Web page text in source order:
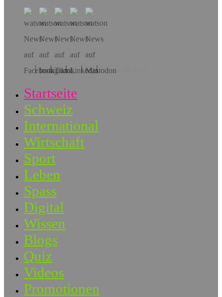
Hol dir die App!
Startseite
Schweiz
International
Wirtschaft
Sport
Leben
Spass
Digital
Wissen
Blogs
Quiz
Videos
Promotionen